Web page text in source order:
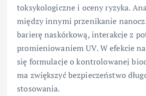
toksykologiczne i oceny ryzyka.
między innymi przenikanie
barierę naskórkową, interakcje z
promieniowaniem UV. W efekcie
się formulacje o kontrolowanej
ma zwiększyć bezpieczeństwo
stosowania.